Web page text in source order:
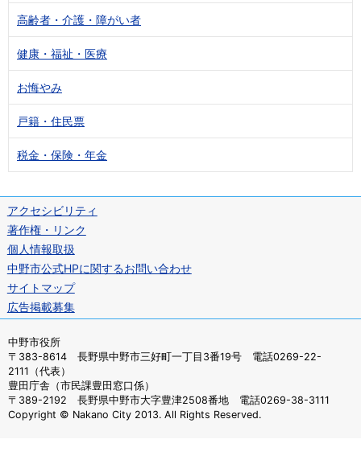
高齢者・介護・障がい者
健康・福祉・医療
お悔やみ
戸籍・住民票
税金・保険・年金
アクセシビリティ
著作権・リンク
個人情報取扱
中野市公式HPに関するお問い合わせ
サイトマップ
広告掲載募集
中野市役所
〒383-8614 長野県中野市三好町一丁目3番19号 電話0269-22-
2111（代表）
豊田庁舎（市民課豊田窓口係）
〒389-2192 長野県中野市大字豊津2508番地 電話0269-38-3111
Copyright © Nakano City 2013. All Rights Reserved.